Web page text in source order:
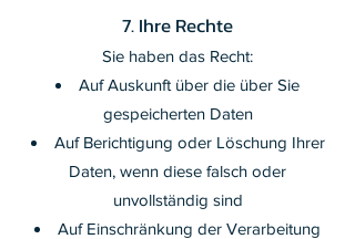
7. Ihre Rechte
Sie haben das Recht:
Auf Auskunft über die über Sie
gespeicherten Daten
Auf Berichtigung oder Löschung Ihrer
Daten, wenn diese falsch oder
unvollständig sind
Auf Einschränkung der Verarbeitung